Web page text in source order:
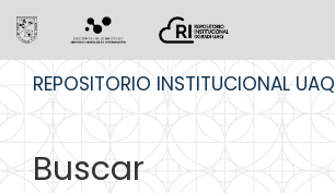
REPOSITORIO INSTITUCIONAL UAQ
Buscar